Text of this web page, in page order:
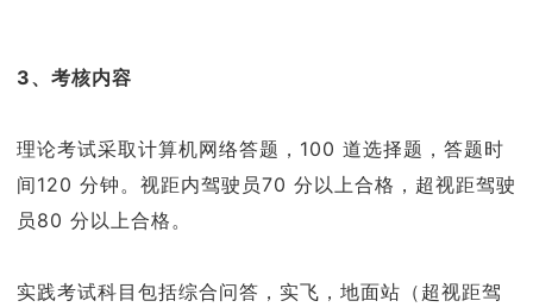
3、考核内容
理论考试采取计算机网络答题，100 道选择题，答题时
间120 分钟。视距内驾驶员70 分以上合格，超视距驾驶
员80 分以上合格。
实践考试科目包括综合问答，实飞，地面站（超视距驾